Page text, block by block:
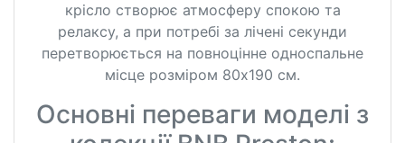
крісло створює атмосферу спокою та
релаксу, а при потребі за лічені секунди
перетворюється на повноцінне односпальне
місце розміром 80х190 см.
Основні переваги моделі з